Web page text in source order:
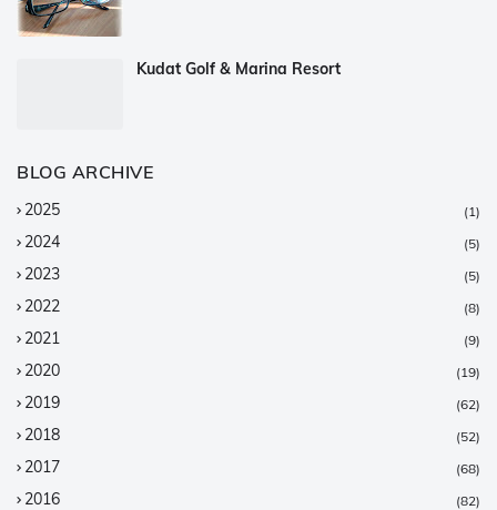
Kudat Golf & Marina Resort
BLOG ARCHIVE
2025 (1)
2024 (5)
2023 (5)
2022 (8)
2021 (9)
2020 (19)
2019 (62)
2018 (52)
2017 (68)
2016 (82)